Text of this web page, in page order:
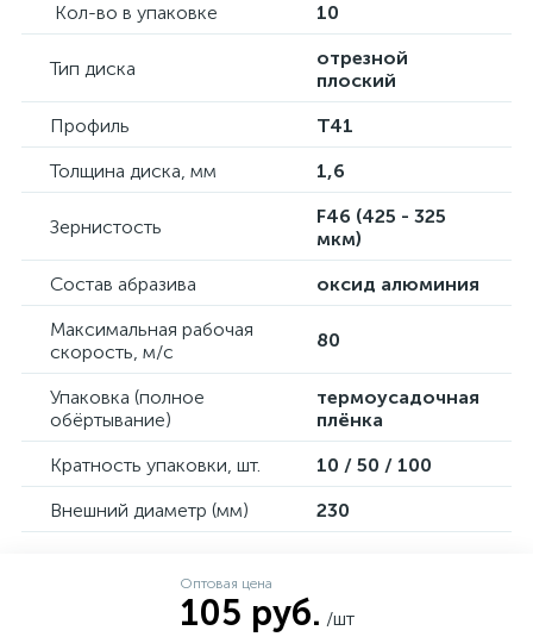
Кол-во в упаковке
10
Тип диска
отрезной
плоский
Профиль
Т41
Толщина диска, мм
1,6
Зернистость
F46 (425 - 325
мкм)
Состав абразива
оксид алюминия
Максимальная рабочая
скорость, м/с
80
Упаковка (полное
обёртывание)
термоусадочная
плёнка
Кратность упаковки, шт.
10 / 50 / 100
Внешний диаметр (мм)
230
Оптовая цена
105 руб. /шт